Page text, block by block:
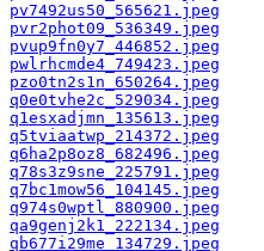
pv7492us50_565621.jpeg
pvr2phot09_536349.jpeg
pvup9fn0y7_446852.jpeg
pwlrhcmde4_749423.jpeg
pzo0tn2s1n_650264.jpeg
q0e0tvhe2c_529034.jpeg
q1esxadjmn_135613.jpeg
q5tviaatwp_214372.jpeg
q6ha2p8oz8_682496.jpeg
q78s3z9sne_225791.jpeg
q7bc1mow56_104145.jpeg
q974s0wptl_880900.jpeg
qa9genj2k1_222134.jpeg
qb677i29me_134729.jpeg